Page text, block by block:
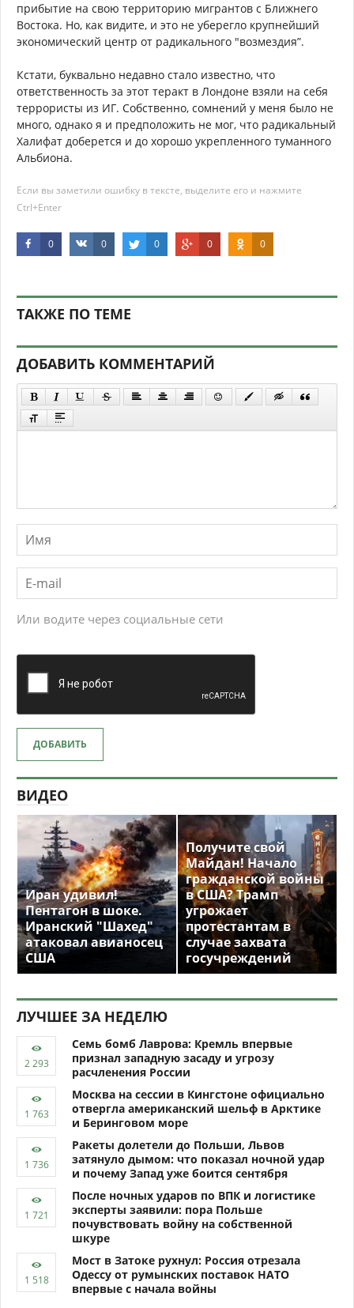
прибытие на свою территорию мигрантов с Ближнего
Востока. Но, как видите, и это не уберегло крупнейший
экономический центр от радикального "возмездия”.
Кстати, буквально недавно стало известно, что
ответственность за этот теракт в Лондоне взяли на себя
террористы из ИГ. Собственно, сомнений у меня было не
много, однако я и предположить не мог, что радикальный
Халифат доберется и до хорошо укрепленного туманного
Альбиона.
Если вы заметили ошибку в тексте, выделите его и нажмите
Ctrl+Enter
0 0 0 0 0
ТАКЖЕ ПО ТЕМЕ
ДОБАВИТЬ КОММЕНТАРИЙ
Или водите через социальные сети
ДОБАВИТЬ
ВИДЕО
Иран удивил!
Пентагон в шоке.
Иранский "Шахед"
атаковал авианосец
США
Получите свой
Майдан! Начало
гражданской войны
в США? Трамп
угрожает
протестантам в
случае захвата
госучреждений
ЛУЧШЕЕ ЗА НЕДЕЛЮ
Семь бомб Лаврова: Кремль впервые
признал западную засаду и угрозу
расчленения России
Москва на сессии в Кингстоне официально
отвергла американский шельф в Арктике
и Беринговом море
Ракеты долетели до Польши, Львов
затянуло дымом: что показал ночной удар
и почему Запад уже боится сентября
После ночных ударов по ВПК и логистике
эксперты заявили: пора Польше
почувствовать войну на собственной
шкуре
Мост в Затоке рухнул: Россия отрезала
Одессу от румынских поставок НАТО
впервые с начала войны